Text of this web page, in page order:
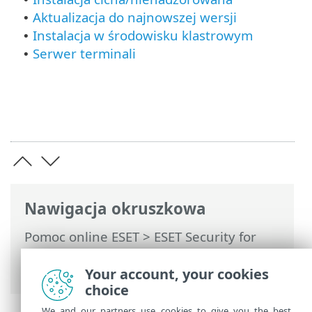
Nawigacja okruszkowa
Pomoc online ESET>ESET Security for
Microsoft SharePoint>
Instalacja/aktualizacja
• Aktualizacja do najnowszej wersji
• Instalacja w środowisku klastrowym
• Serwer terminali
Your account, your cookies
choice